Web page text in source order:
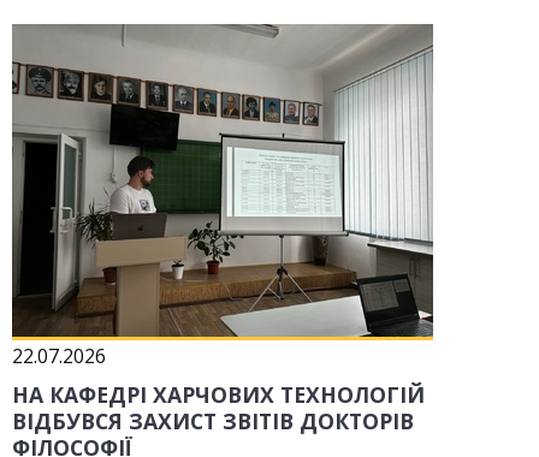
22.07.2026
НА КАФЕДРІ ХАРЧОВИХ ТЕХНОЛОГІЙ
ВІДБУВСЯ ЗАХИСТ ЗВІТІВ ДОКТОРІВ
ФІЛОСОФІЇ